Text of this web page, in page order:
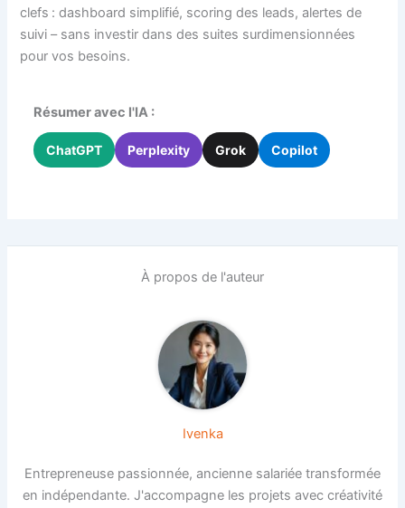
clefs : dashboard simplifié, scoring des leads, alertes de
suivi – sans investir dans des suites surdimensionnées
pour vos besoins.
Résumer avec l'IA :
ChatGPT Perplexity Grok Copilot
À propos de l'auteur
Ivenka
Entrepreneuse passionnée, ancienne salariée transformée
en indépendante. J'accompagne les projets avec créativité